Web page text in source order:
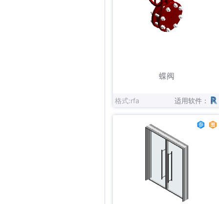
蝶阀
格式:rfa 适用软件：